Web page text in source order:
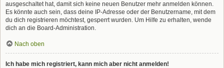
ausgeschaltet hat, damit sich keine neuen Benutzer mehr anmelden können.
Es könnte auch sein, dass deine IP-Adresse oder der Benutzername, mit dem
du dich registrieren möchtest, gesperrt wurden. Um Hilfe zu erhalten, wende
dich an die Board-Administration.
Nach oben
Ich habe mich registriert, kann mich aber nicht anmelden!